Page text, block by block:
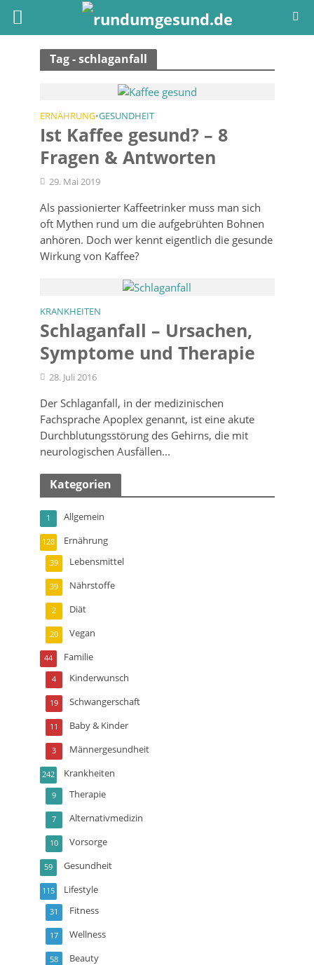
Tag - schlaganfall
ERNÄHRUNG•GESUNDHEIT
Ist Kaffee gesund? – 8
Fragen & Antworten
29. Mai 2019
Als passionierter Kaffeetrinker muss man sich
oft Mythen rund um die aufgebrühten Bohnen
anhören. Doch wer kennt eigentlich die gesunde
Wirkung von Kaffee?
KRANKHEITEN
Schlaganfall – Ursachen,
Symptome und Therapie
28. Juli 2016
Der Schlaganfall, in der medizinischen
Fachsprache Apoplex genannt, ist eine akute
Durchblutungsstörung des Gehirns, die mit
neurologischen Ausfällen...
Kategorien
Allgemein
1
Ernährung
128
Lebensmittel
39
Nährstoffe
39
Diät
2
Vegan
20
Familie
44
Kinderwunsch
4
Schwangerschaft
19
Baby & Kinder
11
Männergesundheit
3
Krankheiten
242
Therapie
9
Alternativmedizin
7
Vorsorge
10
Gesundheit
59
Lifestyle
115
Fitness
31
Wellness
17
Beauty
58